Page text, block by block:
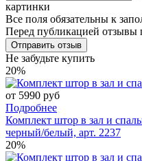
картинки
Все поля обязательны к
Перед публикацией отзывы
Не забудьте купить
20%
от 5990 руб
Подробнее
Комплект штор в зал и
черный/белый, арт. 2237
20%